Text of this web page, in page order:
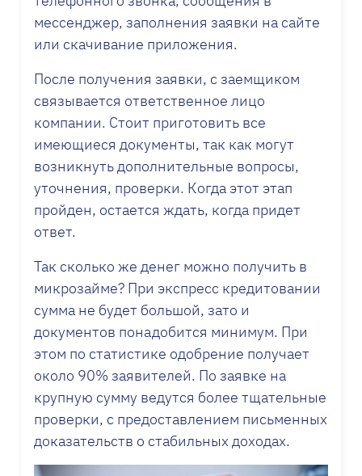
мессенджер, заполнения заявки на сайте
или скачивание приложения.
После получения заявки, с заемщиком
связывается ответственное лицо
компании. Стоит приготовить все
имеющиеся документы, так как могут
возникнуть дополнительные вопросы,
уточнения, проверки. Когда этот этап
пройден, остается ждать, когда придет
ответ.
Так сколько же денег можно получить в
микрозайме? При экспресс кредитовании
сумма не будет большой, зато и
документов понадобится минимум. При
этом по статистике одобрение получает
около 90% заявителей. По заявке на
крупную сумму ведутся более тщательные
проверки, с предоставлением письменных
доказательств о стабильных доходах.